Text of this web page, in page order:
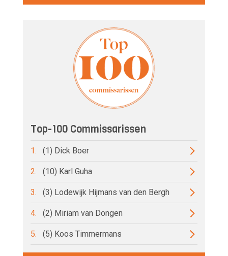
Top-100 Commissarissen
1. (1) Dick Boer
2. (10) Karl Guha
3. (3) Lodewijk Hijmans van den Bergh
4. (2) Miriam van Dongen
5. (5) Koos Timmermans